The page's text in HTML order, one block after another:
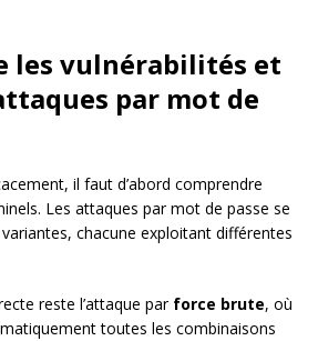
les vulnérabilités et
par mot de
il faut d’abord comprendre
Les attaques par mot de passe se
chacune exploitant différentes
reste l’attaque par force brute, où
toutes les combinaisons